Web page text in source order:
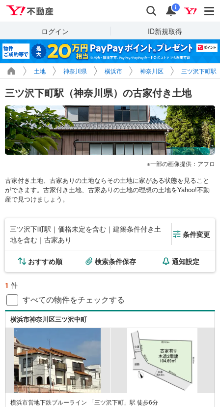
検索 通知
i
ログイン ID新規取得
土地 神奈川県 横浜市 神奈川区 三ツ沢下町駅
三ツ沢下町駅（神奈川県）の古家付き土地
一部の画像提供：アフロ
古家付き土地、古家ありの土地ならその土地に家がある状態を見ること
ができます。古家付き土地、古家ありの土地の理想の土地をYahoo!不動
産で見つけましょう。
三ツ沢下町駅｜価格未定を含む｜建築条件付き土
地を含む｜古家あり
条件変更
おすすめ順 検索条件保存 通知設定
1 件
すべての物件をチェックする
横浜市神奈川区三ツ沢中町
横浜市営地下鉄ブルーライン 「三ツ沢下町」駅 徒歩6分